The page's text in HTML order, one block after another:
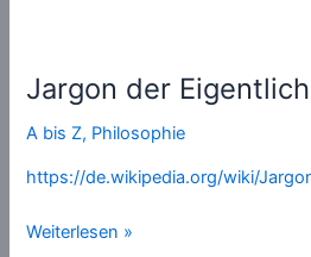
Jargon der
A bis Z, Philosophie
https://de.wikipedia.org/wiki/
Jargon
Weiterlesen »